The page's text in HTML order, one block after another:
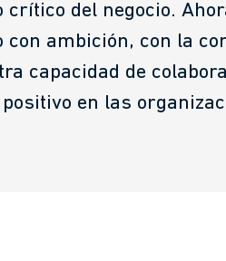
crítico del negocio.
ambición, con la
capacidad de
en las